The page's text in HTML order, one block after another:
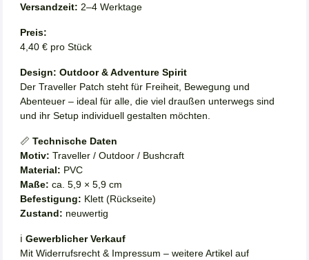
Versandzeit: 2–4 Werktage
Preis:
4,40 € pro Stück
Design: Outdoor & Adventure Spirit
Der Traveller Patch steht für Freiheit, Bewegung und
Abenteuer – ideal für alle, die viel draußen unterwegs sind
und ihr Setup individuell gestalten möchten.
📏 Technische Daten
Motiv: Traveller / Outdoor / Bushcraft
Material: PVC
Maße: ca. 5,9 × 5,9 cm
Befestigung: Klett (Rückseite)
Zustand: neuwertig
ℹ️ Gewerblicher Verkauf
Mit Widerrufsrecht & Impressum – weitere Artikel auf